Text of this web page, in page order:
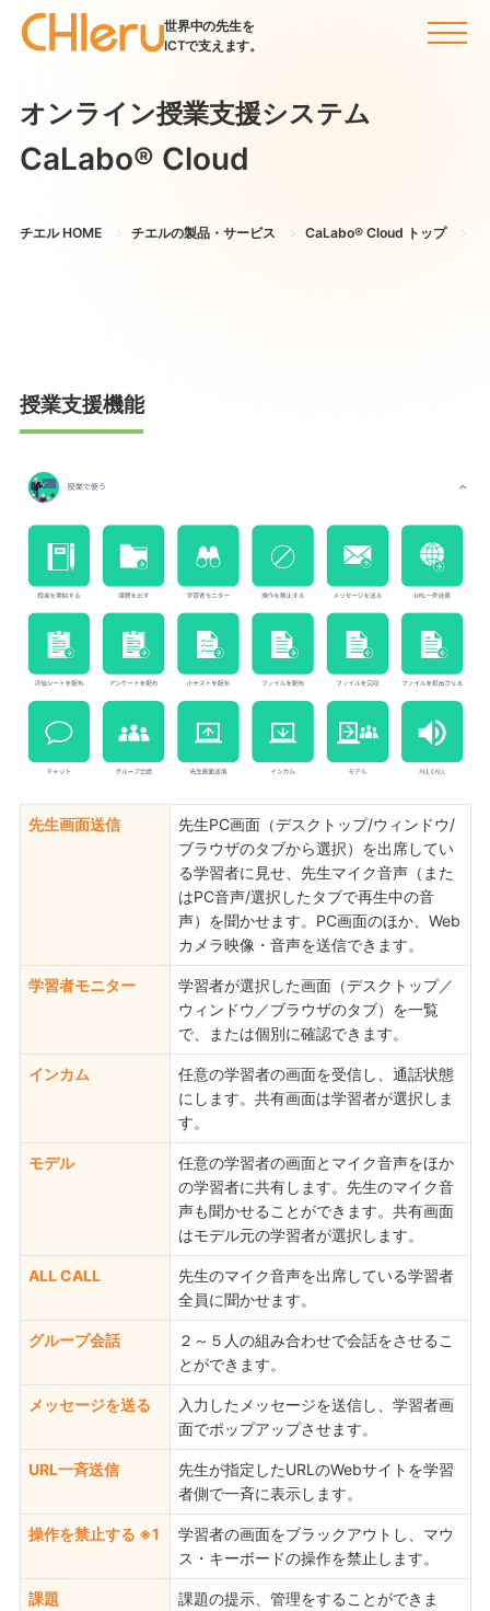
世界中の先生を
ICTで支えます。
オンライン授業支援システム
CaLabo®︎ Cloud
チエル HOME チエルの製品・サービス CaLabo®︎ Cloud トップ
授業支援機能
先生画面送信
先生PC画面（デスクトップ/ウィンドウ/
ブラウザのタブから選択）を出席してい
る学習者に見せ、先生マイク音声（また
はPC音声/選択したタブで再生中の音
声）を聞かせます。PC画面のほか、Web
カメラ映像・音声を送信できます。
学習者モニター
学習者が選択した画面（デスクトップ／
ウィンドウ／ブラウザのタブ）を一覧
で、または個別に確認できます。
インカム
任意の学習者の画面を受信し、通話状態
にします。共有画面は学習者が選択しま
す。
モデル
任意の学習者の画面とマイク音声をほか
の学習者に共有します。先生のマイク音
声も聞かせることができます。共有画面
はモデル元の学習者が選択します。
ALL CALL
先生のマイク音声を出席している学習者
全員に聞かせます。
グループ会話
２～５人の組み合わせで会話をさせるこ
とができます。
メッセージを送る
入力したメッセージを送信し、学習者画
面でポップアップさせます。
URL一斉送信
先生が指定したURLのWebサイトを学習
者側で一斉に表示します。
操作を禁止する ※1
学習者の画面をブラックアウトし、マウ
ス・キーボードの操作を禁止します。
課題
課題の提示、管理をすることができま